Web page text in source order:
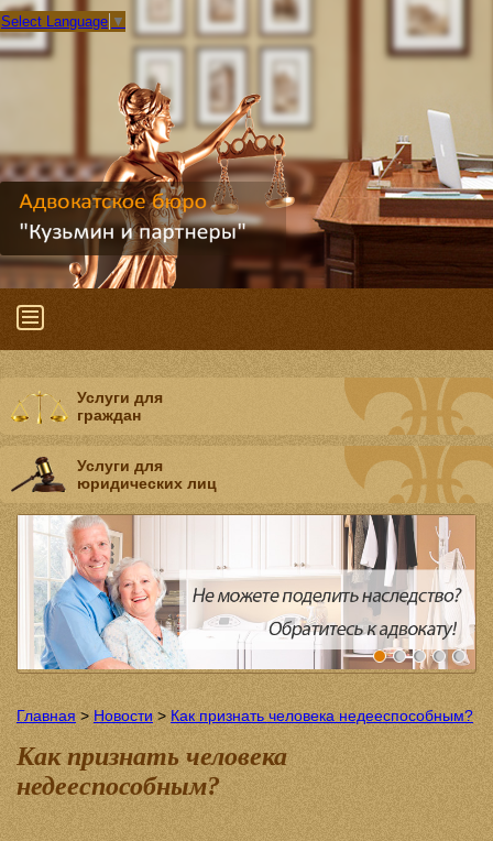
Select Language ▼
Главная > Новости>Как признать человека недееспособным?
Как признать человека
недееспособным?
Услуги для
граждан
Услуги для
юридических лиц